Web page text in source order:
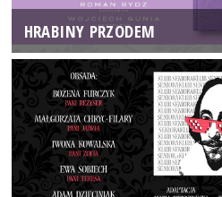
HRABINY PRZODEM